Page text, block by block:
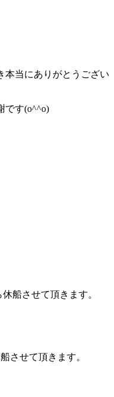
本当にありがとうござい
です(o^^o)
船させて頂きます。
させて頂きます。